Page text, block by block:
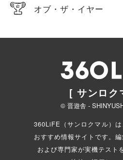
オブ・ザ・イヤー
[ サンロク
© 晋遊舎 -
360LiFE（サンロクマル）
おすすめ情報サイトです。
および専門家が実機テスト